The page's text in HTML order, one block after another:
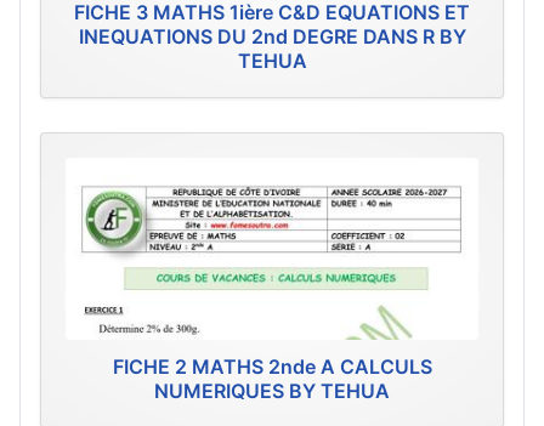
FICHE 3 MATHS 1ière C&D EQUATIONS ET
INEQUATIONS DU 2nd DEGRE DANS R BY
TEHUA
FICHE 2 MATHS 2nde A CALCULS
NUMERIQUES BY TEHUA